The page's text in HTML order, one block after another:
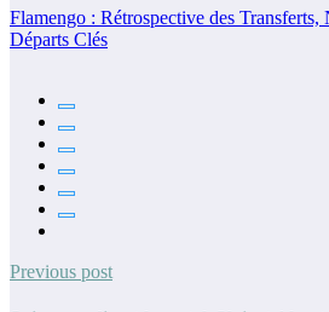
Flamengo : Rétrospective des Transferts,
Départs Clés
Previous post